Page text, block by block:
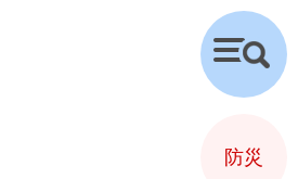
検
索
防災